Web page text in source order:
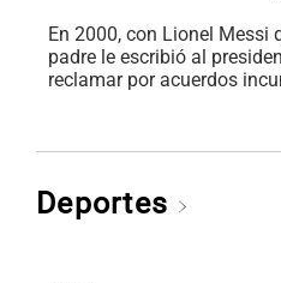
En 2000, con Lionel Messi
padre le escribió al
reclamar por acuerdos
Deportes